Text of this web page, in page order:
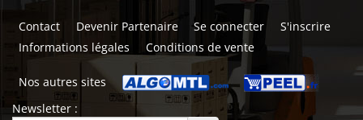
Contact Devenir Partenaire Se connecter
S'inscrire
Informations légales
Conditions de vente
Nos autres sites
Newsletter :